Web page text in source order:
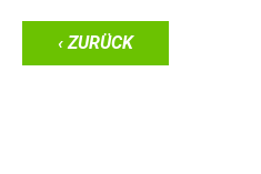
‹ ZURÜCK